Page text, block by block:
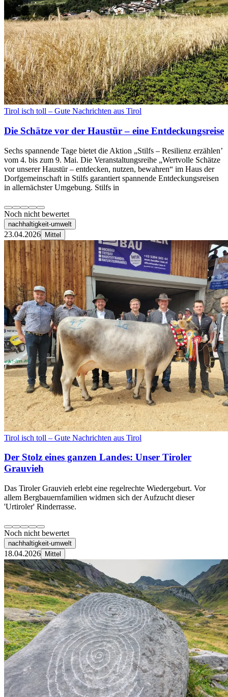
Tirol isch toll – Gute Nachrichten aus Tirol
Die Schätze vor der Haustür – eine Entdeckungsreise
Sechs spannende Tage bietet die Aktion „Stilfs – Resilienz erzählen’
vom 4. bis zum 9. Mai. Die Veranstaltungsreihe „Wertvolle Schätze
vor unserer Haustür – entdecken, nutzen, bewahren“ im Haus der
Dorfgemeinschaft in Stilfs garantiert spannende Entdeckungsreisen
in allernächster Umgebung. Stilfs in
Noch nicht bewertet
nachhaltigkeit-umwelt
23.04.2026 Mittel
Tirol isch toll – Gute Nachrichten aus Tirol
Der Stolz eines ganzen Landes: Unser Tiroler
Grauvieh
Das Tiroler Grauvieh erlebt eine regelrechte Wiedergeburt. Vor
allem Bergbauernfamilien widmen sich der Aufzucht dieser
'Urtiroler' Rinderrasse.
Noch nicht bewertet
nachhaltigkeit-umwelt
18.04.2026 Mittel